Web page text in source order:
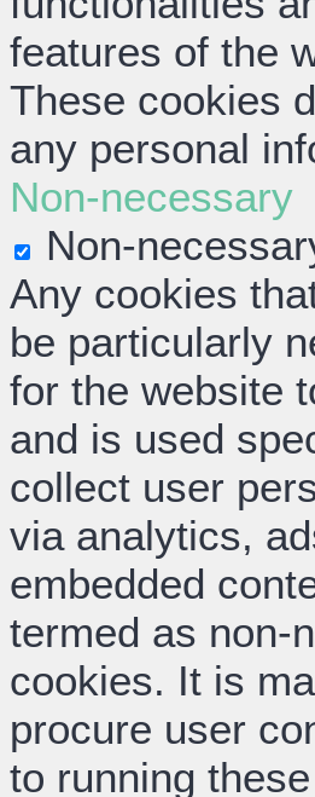
features of the
These cookies
any personal
Non-necessary
Non-
Any cookies
be particularly
for the website
and is used
collect user
via analytics,
embedded
termed as non-
cookies. It is
procure user
to running